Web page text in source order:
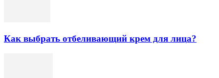
Как выбрать отбеливающий крем для лица?